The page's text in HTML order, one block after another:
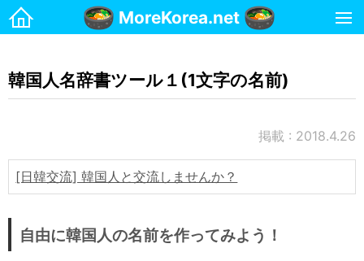
MoreKorea.net
韓国生活
携帯電話
治安・安全
名前
国際郵便(日本→韓国)
韓国人名辞書ツール１(1文字の名前)
掲載 : 2018.4.26
[日韓交流] 韓国人と交流しませんか？
自由に韓国人の名前を作ってみよう！